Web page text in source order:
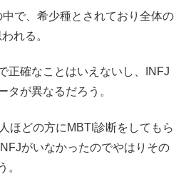
中で、希少種とされており全体の
れる。
正確なことはいえないし、INFJ
タが異なるだろう。
ほどの方にMBTI診断をしてもら
がいなかったのでやはりその
。